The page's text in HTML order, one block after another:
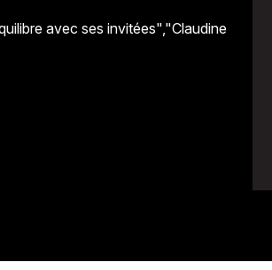
avec ses invitées","Claudine